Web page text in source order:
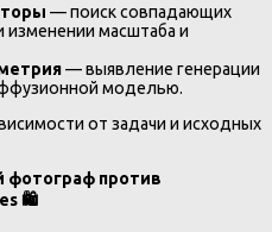
— поиск совпадающих
масштаба и
— выявление генерации
моделью.
от задачи и исходных
фотограф против
🛍